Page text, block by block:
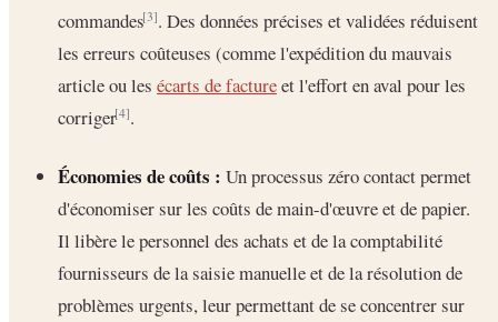
commandes[3]. Des données précises et validées réduisent
les erreurs coûteuses (comme l'expédition du mauvais
article ou les écarts de factureet l'effort en aval pour les
corriger[4].
Économies de coûts : Un processus zéro contact permet
d'économiser sur les coûts de main-d'œuvre et de papier.
Il libère le personnel des achats et de la comptabilité
fournisseurs de la saisie manuelle et de la résolution de
problèmes urgents, leur permettant de se concentrer sur